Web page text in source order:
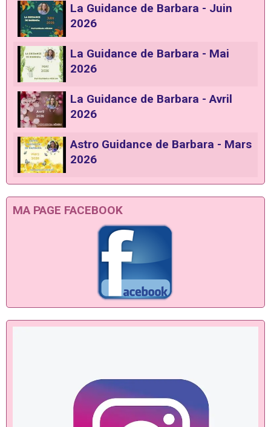
La Guidance de Barbara - Juin
2026
La Guidance de Barbara - Mai
2026
La Guidance de Barbara - Avril
2026
Astro Guidance de Barbara - Mars
2026
MA PAGE FACEBOOK